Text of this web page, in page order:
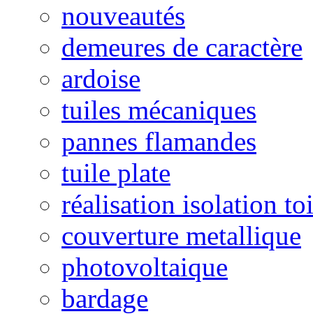
nouveautés
demeures de caractère
ardoise
tuiles mécaniques
pannes flamandes
tuile plate
réalisation isolation
couverture metallique
photovoltaique
bardage